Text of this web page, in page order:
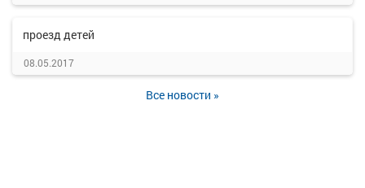
проезд детей
08.05.2017
Все новости »